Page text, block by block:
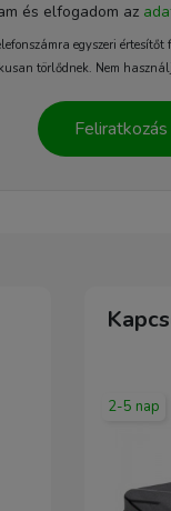
és elfogadom az
egyszeri
törlődnek. Nem
Feliratkozás
2-5 nap